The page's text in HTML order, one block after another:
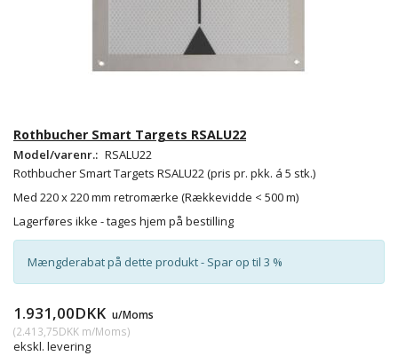
Rothbucher Smart Targets RSALU22
Model/varenr.: RSALU22
Rothbucher Smart Targets RSALU22(pris pr. pkk. á 5 stk.)
Med 220 x 220 mm retromærke (Rækkevidde < 500 m)
Lagerføres ikke - tages hjem på bestilling
Mængderabat på dette produkt - Spar op til 3 %
1.931,00DKK u/Moms
(2.413,75DKK m/Moms)
ekskl. levering